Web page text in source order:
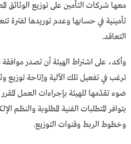
معها شركات التأمين على توزيع الوثائق
تأمينية في حسابها وعدم توريدها لفترة
التعاقد.
وأكد، على اشتراط الهيئة أن تصدر
ترغب في تفعيل تلك الآلية وإتاحة توزيع
ضوء تقدّمها للهيئة بإجراءات العمل
بتوافر المتطلبات الفنية المطلوبة والنظم
وخطوط الربط وقنوات التوزيع.